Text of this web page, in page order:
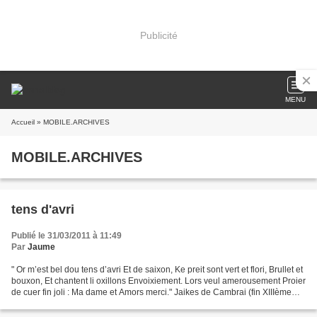
Publicité
MENU
Accueil » MOBILE.ARCHIVES
MOBILE.ARCHIVES
tens d'avri
Publié le 31/03/2011 à 11:49
Par Jaume
" Or m’est bel dou tens d’avri Et de saixon, Ke preit sont vert et flori, Brullet et
bouxon, Et chantent li oxillons Envoixiement. Lors veul amerousement Proier
de cuer fin joli : Ma dame et Amors merci." Jaikes de Cambrai (fin XIIIème